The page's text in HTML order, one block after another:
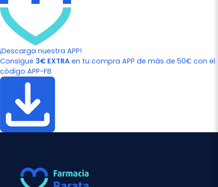
¡Descarga nuestra APP!
Consigue 3€ EXTRA en tu compra APP de más de 50€ con el
código APP-FB